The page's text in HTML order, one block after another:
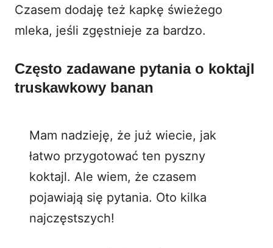
Czasem dodaję też kapkę świeżego
mleka, jeśli zgęstnieje za bardzo.
Często zadawane pytania o koktajl
truskawkowy banan
Mam nadzieję, że już wiecie, jak
łatwo przygotować ten pyszny
koktajl. Ale wiem, że czasem
pojawiają się pytania. Oto kilka
najczęstszych!